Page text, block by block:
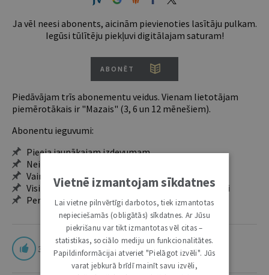
Ja vēl neesi abonents, aicinām pievienoties lasītāju pulkam.
Iegūsi tūlītēju piekļuvi digitālajam saturam!
ABONĒT
Piedāvājam trīs abonementu veidus. Vienam lietotājam
piemērotākais ir "Mazais" (3, 6 un 12 mēnešiem).
Abonentu ieguvumi:
Pieeja jaunākajam izdevumam
Neierobežota pieeja arhīvam – 24 h/7 d.
Vairāk nekā 18 000 rakstu un 2000 autoru
Visi tematiskie numuri un ikgadējie grāmatžurnāli
Personalizētās iespējas – piezīmes, citāti, mapes
3
Vietnē izmantojam sīkdatnes
Lai vietne pilnvērtīgi darbotos, tiek izmantotas
nepieciešamās (obligātās) sīkdatnes. Ar Jūsu
piekrišanu var tikt izmantotas vēl citas –
statistikas, sociālo mediju un funkcionalitātes.
Papildinformācijai atveriet "Pielāgot izvēli". Jūs
varat jebkurā brīdī mainīt savu izvēli,